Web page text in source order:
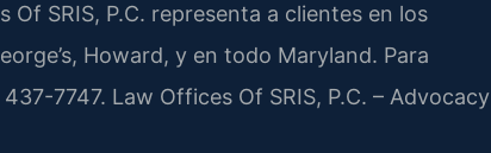
SRIS, P.C. representa a clientes en los
Howard, y en todo Maryland. Para
7747. Law Offices Of SRIS, P.C. – Advocacy